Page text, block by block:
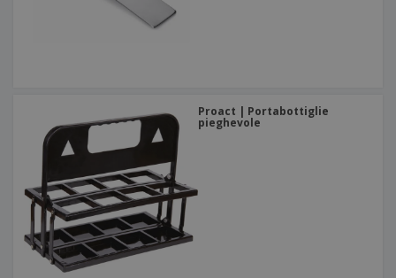
Proact | Portabottiglie
pieghevole